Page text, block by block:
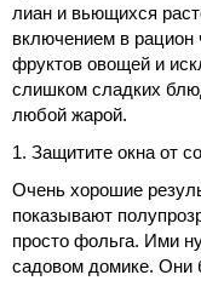
лиан и вьющихся
включением в рацион
фруктов овощей и
слишком сладких
любой жарой.
1. Защитите окна от
Очень хорошие
показывают
просто фольга. Ими
садовом домике. Они